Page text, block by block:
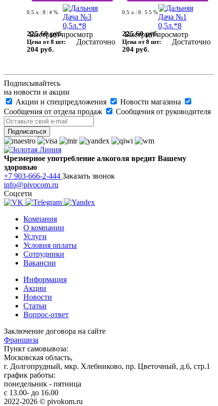
Быстрый просмотр
0.5 л. 8 4 %
225.60 руб.
Цена от 8 шт:
204 руб.
Достаточно
Быстрый просмотр
0.5 л. 8 5.5 %
225.60 руб.
Цена от 8 шт:
204 руб.
Достаточно
Подписывайтесь
на новости и акции
Акции и спецпредложения
Новости магазина
Сообщения от отдела продаж
Сообщения от руководителя
Чрезмерное употребление алкоголя вредит Вашему
здоровью
+7 903-666-2-444 Заказать звонок
info@pivocom.ru
Соцсети
Компания
О компании
Услуги
Условия оплаты
Сотрудники
Вакансии
Информация
Акции
Новости
Статьи
Вопрос-ответ
Заключение договора на сайте
Франшиза
Пункт самовывоза:
Московская область,
г. Долгопрудный, мкр. Хлебниково, пр. Цветочный, д.6, стр.1
график работы:
понедельник - пятница
с 13.00- до 16.00
2022-2026 © pivokom.ru